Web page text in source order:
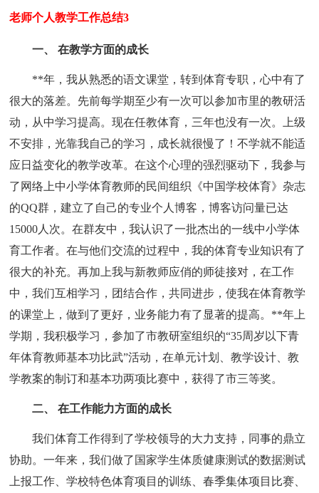
老师个人教学工作总结3
一、 在教学方面的成长
**年，我从熟悉的语文课堂，转到体育专职，心中有了
很大的落差。先前每学期至少有一次可以参加市里的教研活
动，从中学习提高。现在任教体育，三年也没有一次。上级
不安排，光靠我自己的学习，成长就很慢了！不学就不能适
应日益变化的教学改革。在这个心理的强烈驱动下，我参与
了网络上中小学体育教师的民间组织《中国学校体育》杂志
的QQ群，建立了自己的专业个人博客，博客访问量已达
15000人次。在群友中，我认识了一批杰出的一线中小学体
育工作者。在与他们交流的过程中，我的体育专业知识有了
很大的补充。再加上我与新教师应俏的师徒接对，在工作
中，我们互相学习，团结合作，共同进步，使我在体育教学
的课堂上，做到了更好，业务能力有了显著的提高。**年上
学期，我积极学习，参加了市教研室组织的“35周岁以下青
年体育教师基本功比武”活动，在单元计划、教学设计、教
学教案的制订和基本功两项比赛中，获得了市三等奖。
二、 在工作能力方面的成长
我们体育工作得到了学校领导的大力支持，同事的鼎立
协助。一年来，我们做了国家学生体质健康测试的数据测试
上报工作、学校特色体育项目的训练、春季集体项目比赛、